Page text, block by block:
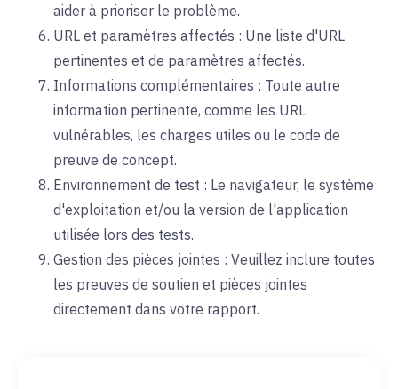
aider à prioriser le problème.
URL et paramètres affectés : Une liste d'URL
pertinentes et de paramètres affectés.
Informations complémentaires : Toute autre
information pertinente, comme les URL
vulnérables, les charges utiles ou le code de
preuve de concept.
Environnement de test : Le navigateur, le système
d'exploitation et/ou la version de l'application
utilisée lors des tests.
Gestion des pièces jointes : Veuillez inclure toutes
les preuves de soutien et pièces jointes
directement dans votre rapport.